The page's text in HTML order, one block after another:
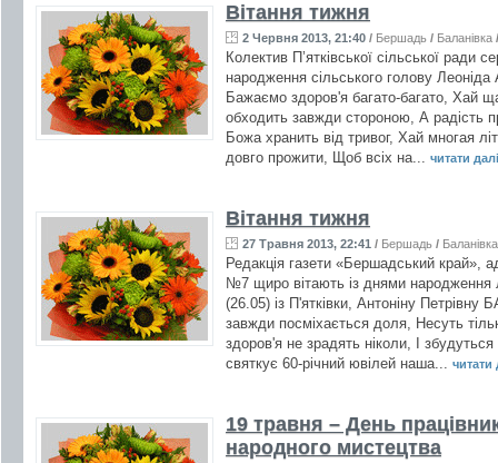
Вітання тижня
2 Червня 2013, 21:40 / Бершадь / Баланівка
Колектив П’ятківської сільської ради
народження сільського голову
Бажаємо здоров'я багато-багато, Хай
обходить завжди стороною, А радість
Божа хранить від тривог, Хай многая
довго прожити, Щоб всіх на... читати
Вітання тижня
27 Травня 2013, 22:41 / Бершадь / Баланівка
Редакція газети «Бершадський край»,
№7 щиро вітають із днями
(26.05) із П'ятківки, Антоніну
завжди посміхається доля, Несуть
здоров'я не зрадять ніколи, І
святкує 60-річний ювілей наша... читати
19 травня – День
народного мистецтва